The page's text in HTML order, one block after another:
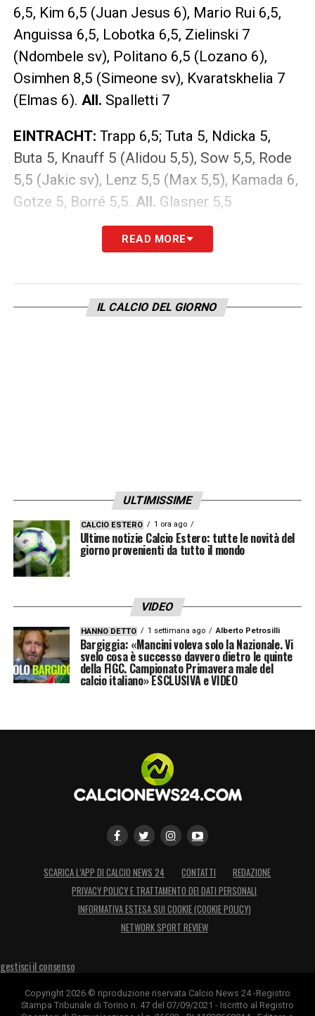
6,5, Kim 6,5 (Juan Jesus 6), Mario Rui 6,5,
Anguissa 6,5, Lobotka 6,5, Zielinski 7
(Ndombele sv), Politano 6,5 (Lozano 6),
Osimhen 8,5 (Simeone sv), Kvaratskhelia 7
(Elmas 6). All. Spalletti 7
EINTRACHT: Trapp 6,5; Tuta 5, Ndicka 5,
Buta 5, Knauff 5 (Alidou 5,5), Sow 5,5, Rode
5,5 (Jakic sv), Lenz 5,5 (Max 5,5), Kamada 6,
Gotze 5, Borré 5,5. All. Glasner 5,5
LA PLAYLIST DELLE NOSTRE TOP NEWS
READ MORE
IL CALCIO DEL GIORNO
ULTIMISSIME
CALCIO ESTERO 1 ora ago
Ultime notizie Calcio Estero: tutte le novità del
giorno provenienti da tutto il mondo
VIDEO
HANNO DETTO 1 settimana ago Alberto Petrosilli
Bargiggia: «Mancini voleva solo la Nazionale. Vi
svelo cosa è successo davvero dietro le quinte
della FIGC. Campionato Primavera male del
calcio italiano» ESCLUSIVA e VIDEO
SCARICA L’APP DI CALCIO NEWS 24 CONTATTI
REDAZIONE
PRIVACY POLICY E TRATTAMENTO DEI DATI PERSONALI
INFORMATIVA ESTESA SUI COOKIE (COOKIE POLICY)
NETWORK SPORT REVIEW
gestisci il consenso
Copyright 2026 © riproduzione riservata Calcio News 24 -Registro
Stampa Tribunale di Torino n. 47 del 07/09/2021 - Iscritto al Registro